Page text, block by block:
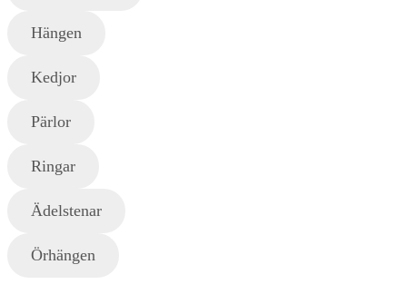
Hängen
Kedjor
Pärlor
Ringar
Ädelstenar
Örhängen